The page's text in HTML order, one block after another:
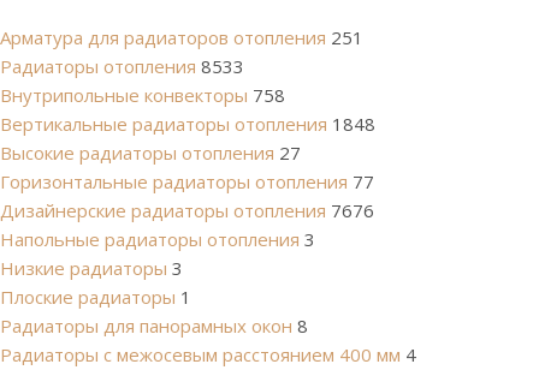
Арматура для радиаторов отопления 251
Радиаторы отопления 8533
Внутрипольные конвекторы 758
Вертикальные радиаторы отопления 1848
Высокие радиаторы отопления 27
Горизонтальные радиаторы отопления 77
Дизайнерские радиаторы отопления 7676
Напольные радиаторы отопления 3
Низкие радиаторы 3
Плоские радиаторы 1
Радиаторы для панорамных окон 8
Радиаторы с межосевым расстоянием 400 мм 4